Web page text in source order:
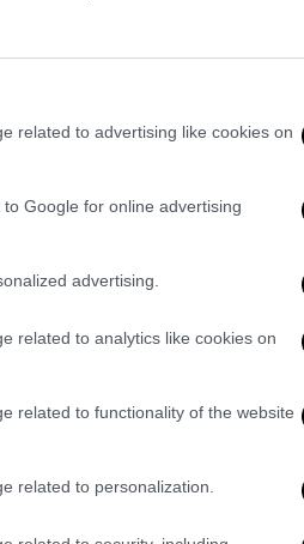
related to advertising like cookies on
Google for online advertising
advertising.
related to analytics like cookies on
related to functionality of the website
related to personalization.
τα εισοδηματικά
με δηλωθέν
υποβλήθηκε το
οχήματος ή
γι’ αυτό